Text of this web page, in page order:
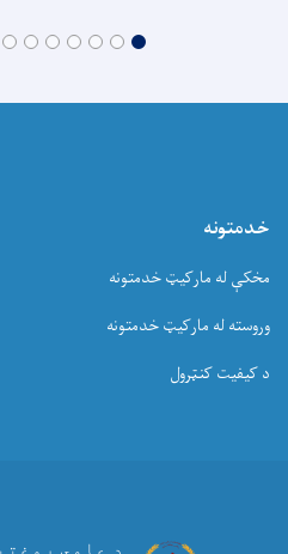
خدمتونه
مخکې له مارکیټ خدمتونه
وروسته له مارکیټ خدمتونه
د کیفیت کنټرول
د عامي